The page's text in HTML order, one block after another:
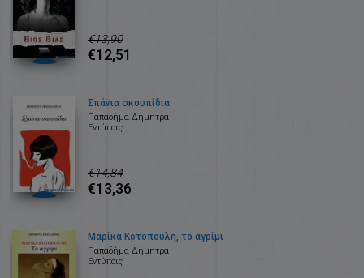
€13,90
€12,51
Σπάνια σκουπίδια
Παπαδήμα Δήμητρα
Εντύποις
€14,84
€13,36
Μαρίκα Κοτοπούλη, το αγρίμι
Παπαδήμα Δήμητρα
Εντύποις